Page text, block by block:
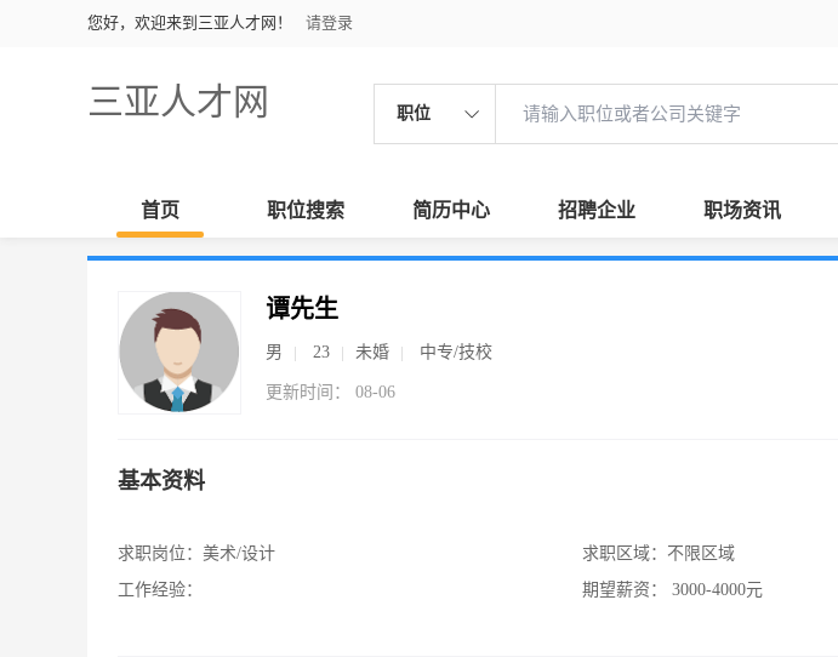
您好，欢迎来到三亚人才网！ 请登录
三亚人才网 职位
首页 职位搜索 简历中心 招聘企业 职场资讯
谭先生
男 23 未婚 中专/技校
更新时间： 08-06
基本资料
求职岗位： 美术/设计
工作经验：
求职区域： 不限区域
期望薪资：
3000-4000元